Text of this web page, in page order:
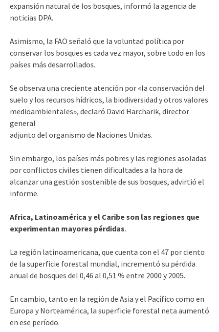
expansión natural de los bosques, informó la agencia de
noticias DPA.
Asimismo, la FAO señaló que la voluntad política por
conservar los bosques es cada vez mayor, sobre todo en los
países más desarrollados.
Se observa una creciente atención por «la conservación del
suelo y los recursos hídricos, la biodiversidad y otros valores
medioambientales», declaró David Harcharik, director
general
adjunto del organismo de Naciones Unidas.
Sin embargo, los países más pobres y las regiones asoladas
por conflictos civiles tienen dificultades a la hora de
alcanzar una gestión sostenible de sus bosques, advirtió el
informe.
Africa, Latinoamérica y el Caribe son las regiones que
experimentan mayores pérdidas.
La región latinoamericana, que cuenta con el 47 por ciento
de la superficie forestal mundial, incrementó su pérdida
anual de bosques del 0,46 al 0,51 % entre 2000 y 2005.
En cambio, tanto en la región de Asia y el Pacífico como en
Europa y Norteamérica, la superficie forestal neta aumentó
en ese período.